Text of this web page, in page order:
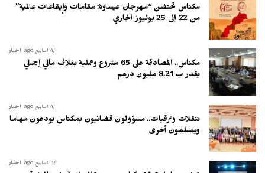
مكناس تحتضن “مهرجان عيساوة: مقامات وإيقاعات عالمية”
من 22 إلى 25 يوليوز الجاري
أخبار 4 أسابيع ago
مكناس.. المصادقة على 65 مشروع وعملية بغلاف مالي إجمالي
يقدر ب 8.21 مليون درهم
أخبار 4 أسابيع ago
تنقلات وترقيات.. مسؤولون قضائيون بمكناس يودعون مهاما
ويتسلمون أخرى
أخبار 3 أسابيع ago